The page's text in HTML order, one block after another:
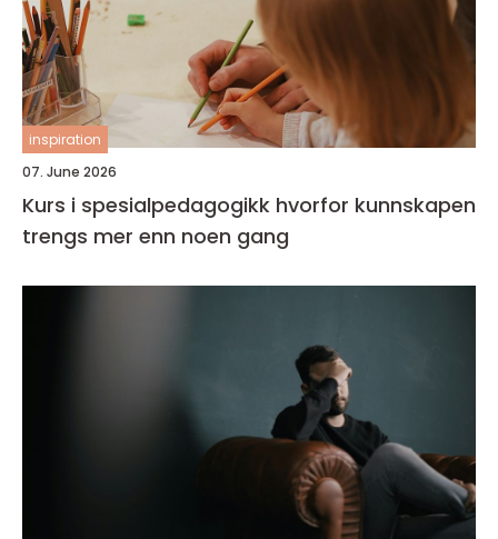
inspiration
07. June 2026
Kurs i spesialpedagogikk hvorfor kunnskapen
trengs mer enn noen gang